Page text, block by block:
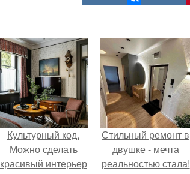
Культурный код.
Можно сделать
красивый интерьер
Стильный ремонт в
двушке - мечта
реальностью стала!